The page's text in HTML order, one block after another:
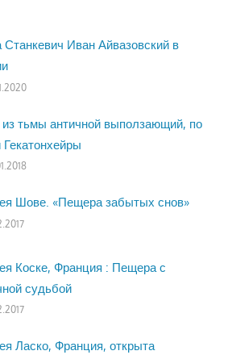
Станкевич Иван Айвазовский в
тьмы античной выползающий, по
Гекатонхейры
Шове. «Пещера забытых снов»
Коске, Франция : Пещера с
судьбой
Ласко, Франция, открыта